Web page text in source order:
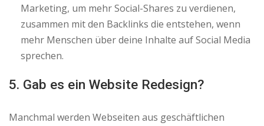
Marketing, um mehr Social-Shares zu verdienen,
zusammen mit den Backlinks die entstehen, wenn
mehr Menschen über deine Inhalte auf Social Media
sprechen.
5. Gab es ein Website Redesign?
Manchmal werden Webseiten aus geschäftlichen